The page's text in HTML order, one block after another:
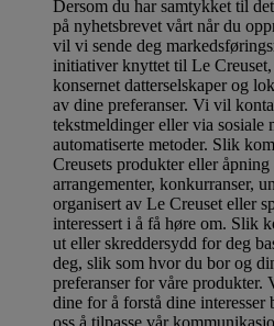
Dersom du har samtykket til
på nyhetsbrevet vårt når du
vil vi sende deg
initiativer knyttet til Le
konsernet datterselskaper og
av dine preferanser. Vi vil
tekstmeldinger eller via sosiale
automatiserte metoder. Slik
Creusets produkter eller
arrangementer, konkurranser,
organisert av Le Creuset eller
interessert i å få høre om. Slik
ut eller skreddersydd for deg
deg, slik som hvor du bor og
preferanser for våre
dine for å forstå dine
oss å tilpasse vår